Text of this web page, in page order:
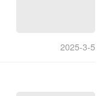
2025-3-5